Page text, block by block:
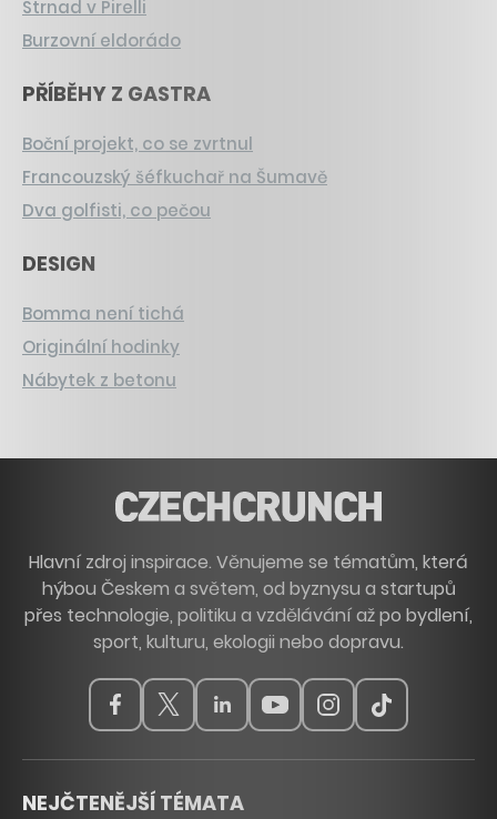
Strnad v Pirelli
Burzovní eldorádo
PŘÍBĚHY Z GASTRA
Boční projekt, co se zvrtnul
Francouzský šéfkuchař na Šumavě
Dva golfisti, co pečou
DESIGN
Bomma není tichá
Originální hodinky
Nábytek z betonu
Hlavní zdroj inspirace. Věnujeme se tématům, která
hýbou Českem a světem, od byznysu a startupů
přes technologie, politiku a vzdělávání až po bydlení,
sport, kulturu, ekologii nebo dopravu.
NEJČTENĚJŠÍ TÉMATA